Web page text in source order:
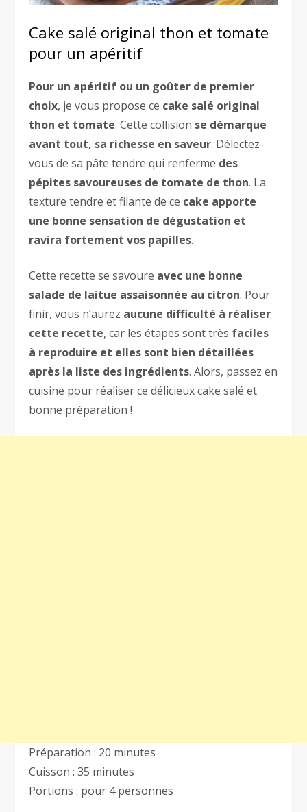
Cake salé original thon et tomate
pour un apéritif
Pour un apéritif ou un goûter de premier
choix, je vous propose ce cake salé original
thon et tomate. Cette collision se démarque
avant tout, sa richesse en saveur. Délectez-
vous de sa pâte tendre qui renferme des
pépites savoureuses de tomate de thon. La
texture tendre et filante de ce cake apporte
une bonne sensation de dégustation et
ravira fortement vos papilles.
Cette recette se savoure avec une bonne
salade de laitue assaisonnée au citron. Pour
finir, vous n’aurez aucune difficulté à réaliser
cette recette, car les étapes sont très faciles
à reproduire et elles sont bien détaillées
après la liste des ingrédients. Alors, passez en
cuisine pour réaliser ce délicieux cake salé et
bonne préparation !
Préparation : 20 minutes
Cuisson : 35 minutes
Portions : pour 4 personnes